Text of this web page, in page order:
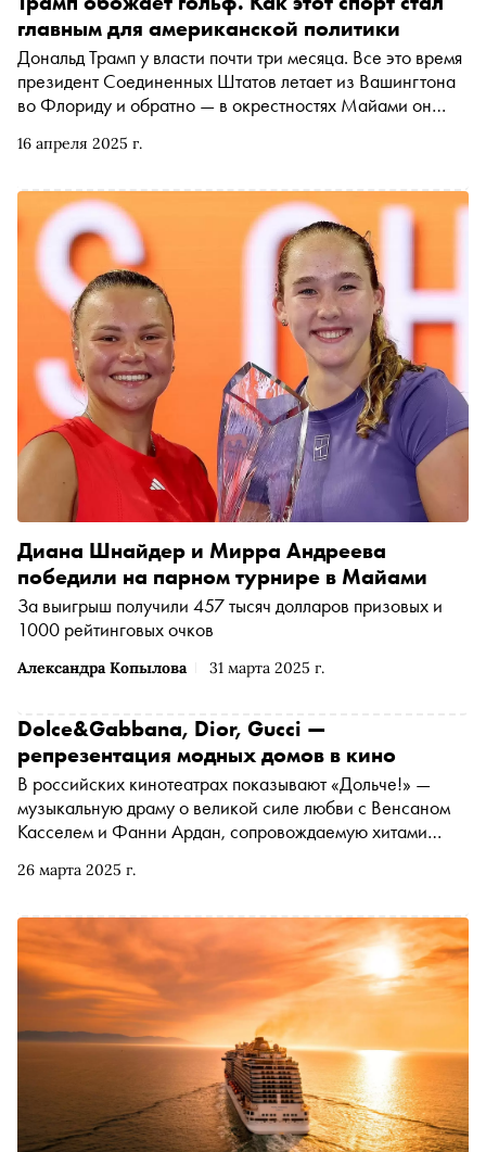
16 апреля 2025 г.
главным для американской политики
Дональд Трамп у власти почти три месяца. Все это время
президент Соединенных Штатов летает из Вашингтона
во Флориду и обратно — в окрестностях Майами он
клюшкой по мячу для американской политики — больше,
Александра Копылова 31 марта 2025 г.
Диана Шнайдер и Мирра Андреева
победили на парном турнире в Майами
За выигрыш получили 457 тысяч долларов призовых и
1000 рейтинговых очков
26 марта 2025 г.
Dolce&Gabbana, Dior, Gucci —
репрезентация модных домов в кино
В российских кинотеатрах показывают «Дольче!» —
музыкальную драму о великой силе любви с Венсаном
Касселем и Фанни Ардан, сопровождаемую хитами
Доменико Дольче и Стефано Габбаны. Кинокритик
сериалах, в которых солируют великие модные дома